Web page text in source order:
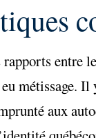
entre
métissage.
aux